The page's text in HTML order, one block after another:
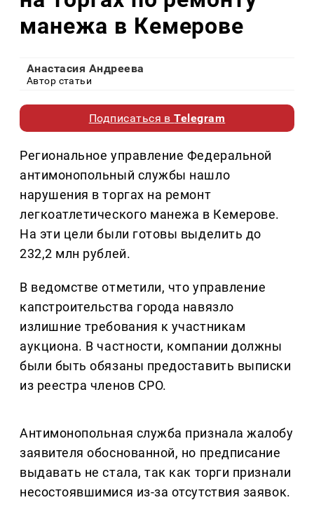
манежа в Кемерове
Анастасия Андреева
Автор статьи
Подписаться вTelegram
Региональное управление Федеральной
антимонопольный службы нашло
нарушения в торгах на ремонт
легкоатлетического манежа в Кемерове.
На эти цели были готовы выделить до
232,2 млн рублей.
В ведомстве отметили, что управление
капстроительства города навязло
излишние требования к участникам
аукциона. В частности, компании должны
были быть обязаны предоставить выписки
из реестра членов СРО.
Антимонопольная служба признала жалобу
заявителя обоснованной, но предписание
выдавать не стала, так как торги признали
несостоявшимися из-за отсутствия заявок.